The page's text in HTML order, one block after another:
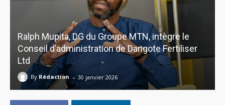
Ralph Mupita, DG du Groupe MTN, intègre le
Conseil d’administration de Dangote Fertiliser
Ltd
By Rédaction - 30 janvier 2026